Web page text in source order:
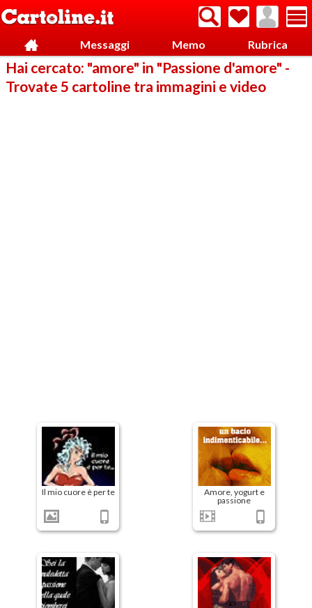
Messaggi Memo Rubrica
Hai cercato: "amore" in "Passione d'amore" -
Trovate 5 cartoline tra immagini e video
Il mio cuore è per te
Amore, yogurt e
passione